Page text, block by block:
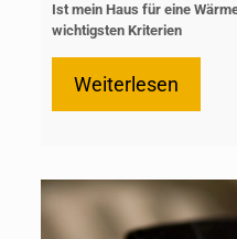
Ist mein Haus für eine
wichtigsten Kriterien
Weiterlesen